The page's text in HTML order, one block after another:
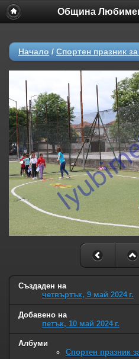
Община
Начало / Спортен празник
Създаден на
четвъртък, 9 май 2024 г.
Добавено на
петък, 10 май 2024 г.
Албуми
Спортен празник